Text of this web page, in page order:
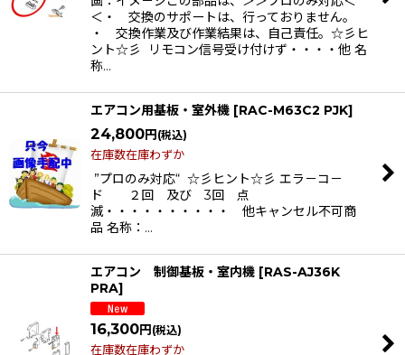
＜・ 交換のサポートは、行っておりません。
・ 交換作業及び作業結果は、自己責任。☆彡ヒ
ント☆彡 リモコン信号受け付けず・・・・他 名
称…
エアコン用基板・室外機 [RAC-M63C2 PJK]
24,800円 (税込)
在庫数在庫わずか
”プロのみ対応“ ☆彡ヒント☆彡 エラ－コ－
ド ２回 及び 3回 点
滅・・・・・・・・・・ 他キャンセル不可商
品 名称：…
エアコン 制御基板・室内機 [RAS-AJ36K
PRA]
16,300円 (税込)
在庫数在庫わずか